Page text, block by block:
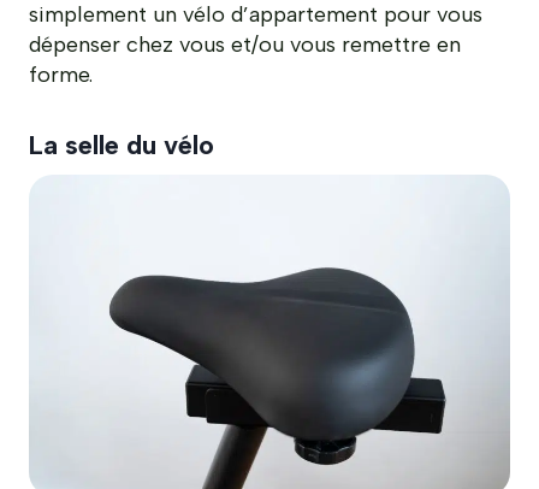
simplement un vélo d’appartement pour vous
dépenser chez vous et/ou vous remettre en
forme.
La selle du vélo